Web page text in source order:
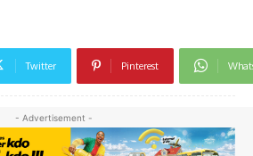
Twitter Pinterest
- Advertisement -